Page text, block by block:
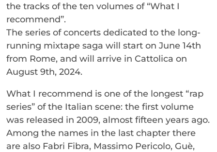
the tracks of the ten volumes of “What I
recommend”.
The series of concerts dedicated to the long-
running mixtape saga will start on June 14th
from Rome, and will arrive in Cattolica on
August 9th, 2024.
What I recommend is one of the longest “rap
series” of the Italian scene: the first volume
was released in 2009, almost fifteen years ago.
Among the names in the last chapter there
are also Fabri Fibra, Massimo Pericolo, Guè,